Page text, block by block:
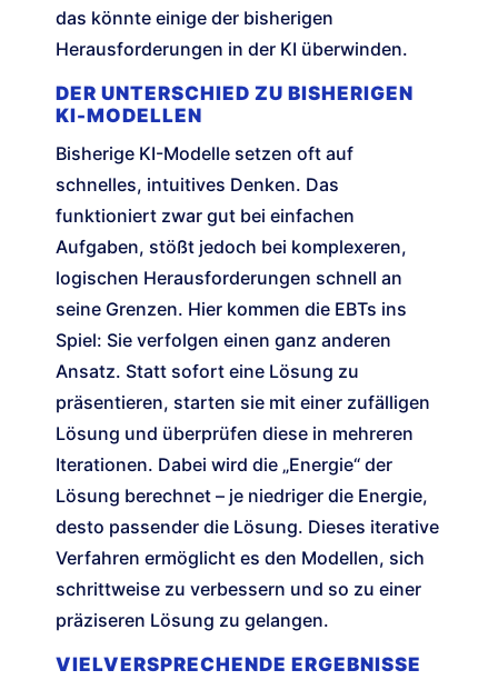
das könnte einige der bisherigen
Herausforderungen in der KI überwinden.
DER UNTERSCHIED ZU BISHERIGEN
KI-MODELLEN
Bisherige KI-Modelle setzen oft auf
schnelles, intuitives Denken. Das
funktioniert zwar gut bei einfachen
Aufgaben, stößt jedoch bei komplexeren,
logischen Herausforderungen schnell an
seine Grenzen. Hier kommen die EBTs ins
Spiel: Sie verfolgen einen ganz anderen
Ansatz. Statt sofort eine Lösung zu
präsentieren, starten sie mit einer zufälligen
Lösung und überprüfen diese in mehreren
Iterationen. Dabei wird die „Energie“ der
Lösung berechnet – je niedriger die Energie,
desto passender die Lösung. Dieses iterative
Verfahren ermöglicht es den Modellen, sich
schrittweise zu verbessern und so zu einer
präziseren Lösung zu gelangen.
VIELVERSPRECHENDE ERGEBNISSE